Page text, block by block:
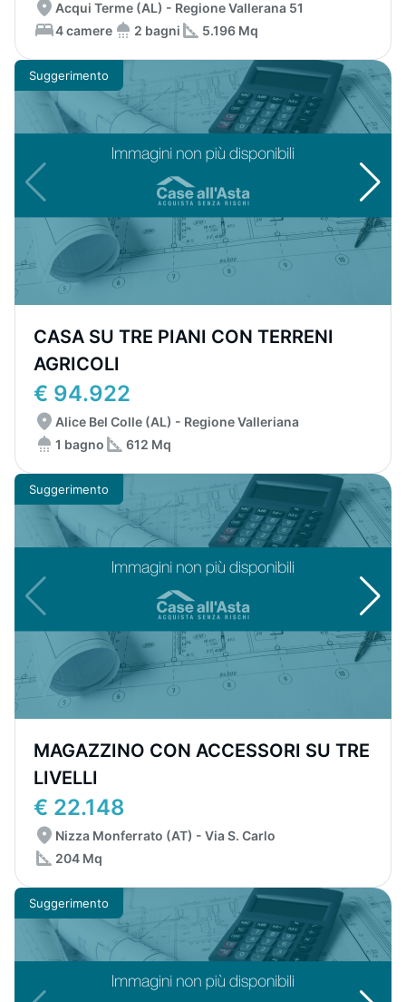
Acqui Terme (AL) - Regione Vallerana 51
4 camere
2 bagni 5.196 Mq
Suggerimento
CASA SU TRE PIANI CON TERRENI
AGRICOLI
€ 94.922
Alice Bel Colle (AL) - Regione Valleriana
1 bagno
612 Mq
Suggerimento
MAGAZZINO CON ACCESSORI SU TRE
LIVELLI
€ 22.148
Nizza Monferrato (AT) - Via S. Carlo
204 Mq
Suggerimento